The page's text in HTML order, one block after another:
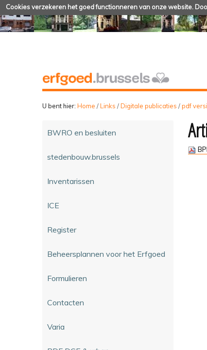
Cookies verzekeren het goed functionneren van onze website.
U bent hier: Home /Links /Digitale publicaties /pdf
BWRO en besluiten
stedenbouw.brussels
Inventarissen
ICE
Register
Beheersplannen voor het Erfgoed
Formulieren
Contacten
Varia